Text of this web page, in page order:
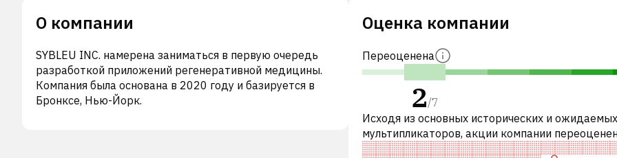
О компании
SYBLEU INC. намерена заниматься в первую очередь
разработкой приложений регенеративной медицины.
Компания была основана в 2020 году и базируется в
Бронксе, Нью-Йорк.
Оценка компании
Переоценена
2/7
Исходя из основных исторических и ожидаемых
мультипликаторов, акции компании
сравнению с аналогичными компаниями.